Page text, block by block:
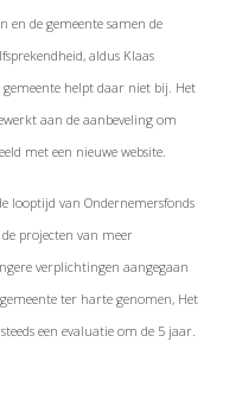
en de gemeente samen de
aldus Klaas
helpt daar niet bij. Het
aan de aanbeveling om
met een nieuwe website.
looptijd van Ondernemersfonds
projecten van meer
verplichtingen aangegaan
ter harte genomen, Het
een evaluatie om de 5 jaar.